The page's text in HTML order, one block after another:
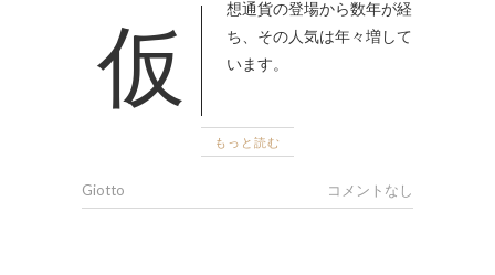
仮想通貨の登場から数年が経
ち、その人気は年々増して
います。
もっと読む
Giotto コメントなし